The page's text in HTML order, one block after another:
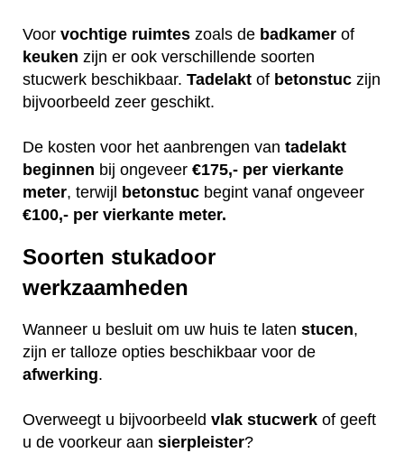
Voor vochtige ruimtes zoals de badkamer of
keuken zijn er ook verschillende soorten
stucwerk beschikbaar. Tadelakt of betonstuc zijn
bijvoorbeeld zeer geschikt.
De kosten voor het aanbrengen van tadelakt
beginnen bij ongeveer €175,- per vierkante
meter, terwijl betonstuc begint vanaf ongeveer
€100,- per vierkante meter.
Soorten stukadoor
werkzaamheden
Wanneer u besluit om uw huis te laten stucen,
zijn er talloze opties beschikbaar voor de
afwerking.
Overweegt u bijvoorbeeld vlak stucwerk of geeft
u de voorkeur aan sierpleister?